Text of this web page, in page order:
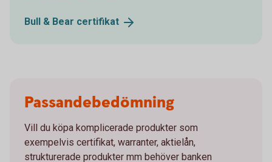
Bull & Bear certifikat
Passandebedömning
Vill du köpa komplicerade produkter som
exempelvis certifikat, warranter, aktielån,
strukturerade produkter mm behöver banken